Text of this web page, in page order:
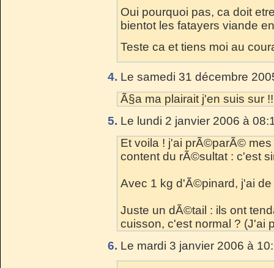
Oui pourquoi pas, ca doit
bientot les fatayers viande
Teste ca et tiens moi au
4. Le samedi 31 décembre
Ã§a ma plairait j'en suis sur
5. Le lundi 2 janvier 2006 à
Et voila ! j'ai prÃ©parÃ©
content du rÃ©sultat : c'est
Avec 1 kg d'Ã©pinard, j'ai
Juste un dÃ©tail : ils ont
cuisson, c'est normal ? (J'ai
6. Le mardi 3 janvier 2006 à